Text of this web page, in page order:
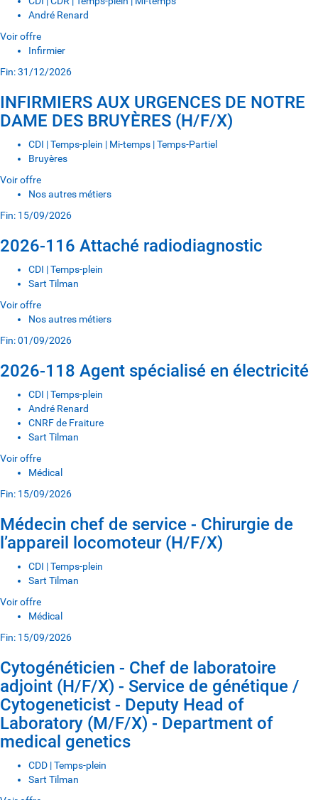
André Renard
Voir offre
Infirmier
Fin: 31/12/2026
INFIRMIERS AUX URGENCES DE NOTRE
DAME DES BRUYÈRES (H/F/X)
CDI | Temps-plein | Mi-temps | Temps-Partiel
Bruyères
Voir offre
Nos autres métiers
Fin: 15/09/2026
2026-116 Attaché radiodiagnostic
CDI | Temps-plein
Sart Tilman
Voir offre
Nos autres métiers
Fin: 01/09/2026
2026-118 Agent spécialisé en électricité
CDI | Temps-plein
André Renard
CNRF de Fraiture
Sart Tilman
Voir offre
Médical
Fin: 15/09/2026
Médecin chef de service - Chirurgie de
l’appareil locomoteur (H/F/X)
CDI | Temps-plein
Sart Tilman
Voir offre
Médical
Fin: 15/09/2026
Cytogénéticien - Chef de laboratoire
adjoint (H/F/X) - Service de génétique /
Cytogeneticist - Deputy Head of
Laboratory (M/F/X) - Department of
medical genetics
CDD | Temps-plein
Sart Tilman